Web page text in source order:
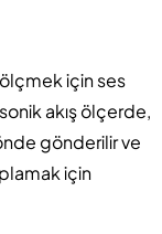
ölçmek için ses
akış ölçerde,
gönderilir ve
için